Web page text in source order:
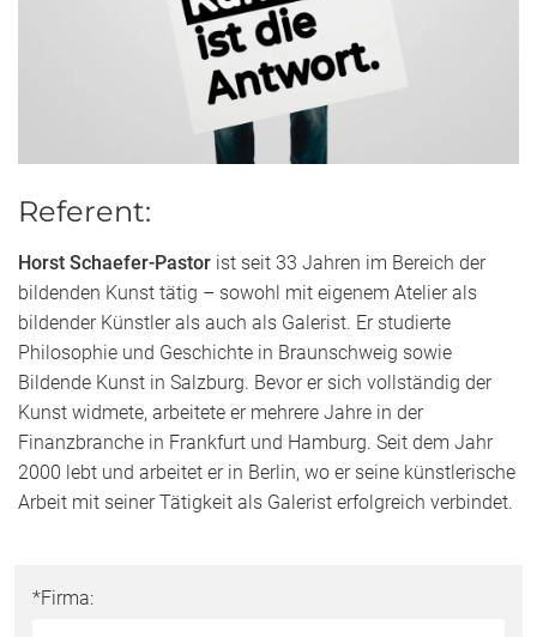
Referent:
Horst Schaefer-Pastor ist seit 33 Jahren im Bereich der
bildenden Kunst tätig – sowohl mit eigenem Atelier als
bildender Künstler als auch als Galerist. Er studierte
Philosophie und Geschichte in Braunschweig sowie
Bildende Kunst in Salzburg. Bevor er sich vollständig der
Kunst widmete, arbeitete er mehrere Jahre in der
Finanzbranche in Frankfurt und Hamburg. Seit dem Jahr
2000 lebt und arbeitet er in Berlin, wo er seine künstlerische
Arbeit mit seiner Tätigkeit als Galerist erfolgreich verbindet.
*Firma: